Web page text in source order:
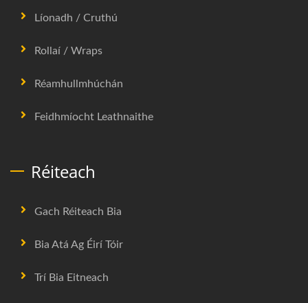
Líonadh / Cruthú
Rollaí / Wraps
Réamhullmhúchán
Feidhmíocht Leathnaithe
Réiteach
Gach Réiteach Bia
Bia Atá Ag Éirí Tóir
Trí Bia Eitneach